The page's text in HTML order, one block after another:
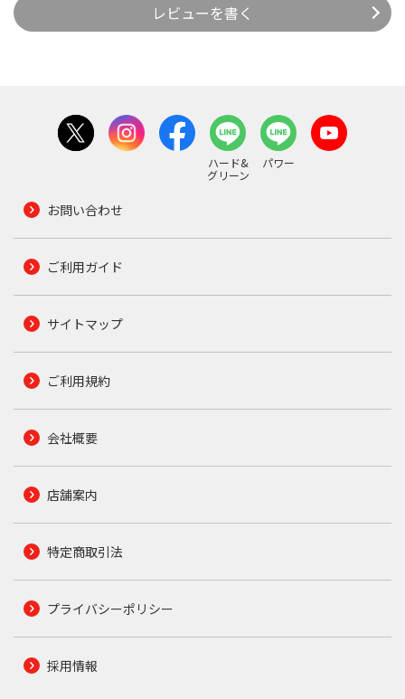
レビューを書く
ハード&
グリーン
パワー
お問い合わせ
ご利用ガイド
サイトマップ
ご利用規約
会社概要
店舗案内
特定商取引法
プライバシーポリシー
採用情報